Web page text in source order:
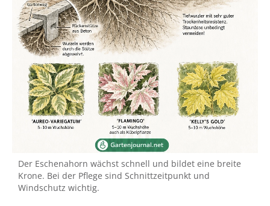
Der Eschenahorn wächst schnell und bildet eine breite
Krone. Bei der Pflege sind Schnittzeitpunkt und
Windschutz wichtig.